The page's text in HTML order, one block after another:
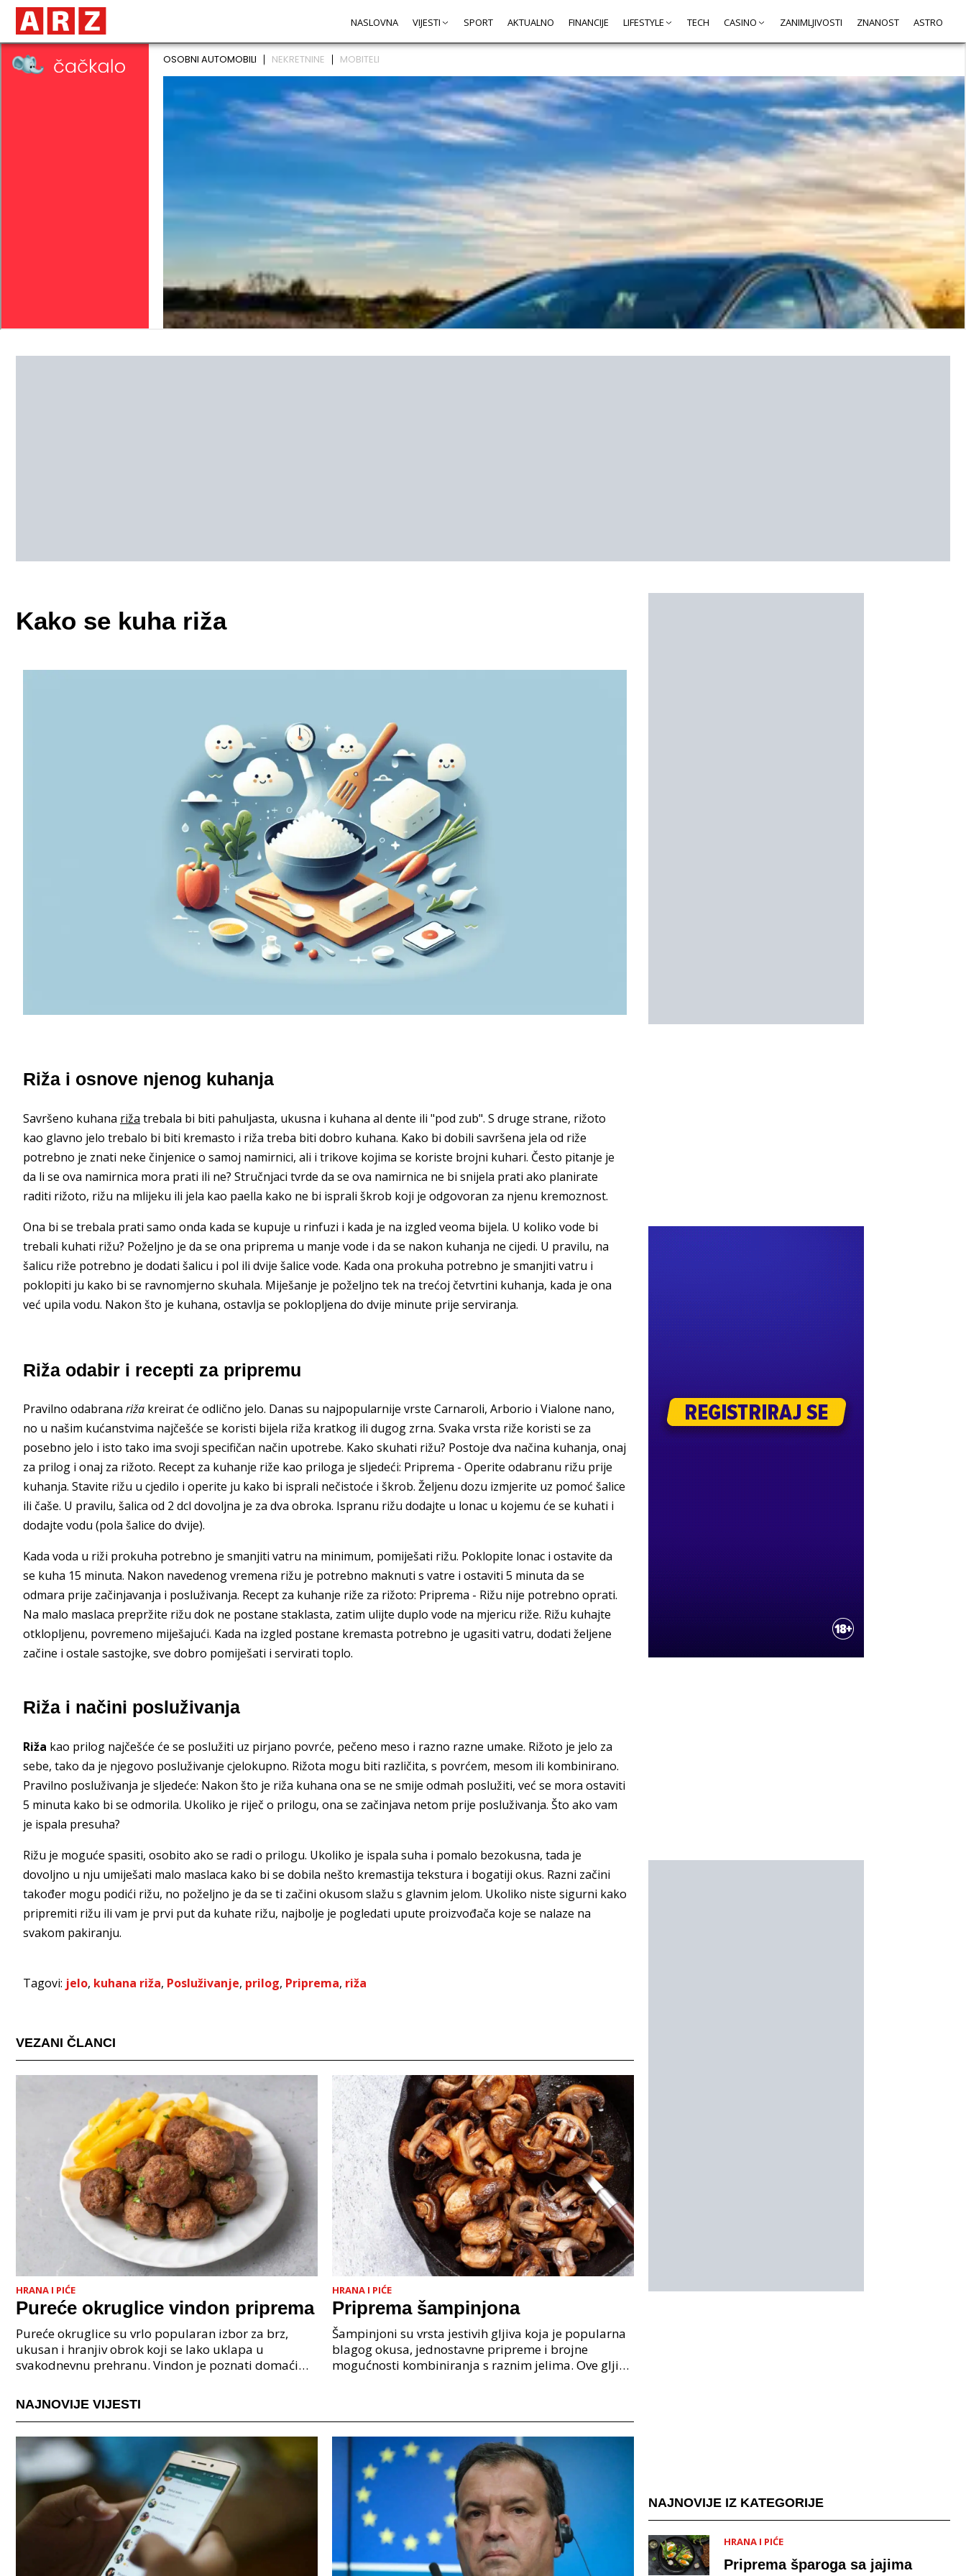
NASLOVNA VIJESTI SPORT AKTUALNO FINANCIJE LIFESTYLE TECH CASINO ZANIMLJIVOSTI ZNANOST ASTRO
Kako se kuha riža
Riža i osnove njenog kuhanja
Savršeno kuhana riža trebala bi biti pahuljasta, ukusna i kuhana al dente ili "pod zub". S druge strane, rižoto
kao glavno jelo trebalo bi biti kremasto i riža treba biti dobro kuhana. Kako bi dobili savršena jela od riže
potrebno je znati neke činjenice o samoj namirnici, ali i trikove kojima se koriste brojni kuhari. Često pitanje je
da li se ova namirnica mora prati ili ne? Stručnjaci tvrde da se ova namirnica ne bi snijela prati ako planirate
raditi rižoto, rižu na mlijeku ili jela kao paella kako ne bi isprali škrob koji je odgovoran za njenu kremoznost.
Ona bi se trebala prati samo onda kada se kupuje u rinfuzi i kada je na izgled veoma bijela. U koliko vode bi
trebali kuhati rižu? Poželjno je da se ona priprema u manje vode i da se nakon kuhanja ne cijedi. U pravilu, na
šalicu riže potrebno je dodati šalicu i pol ili dvije šalice vode. Kada ona prokuha potrebno je smanjiti vatru i
poklopiti ju kako bi se ravnomjerno skuhala. Miješanje je poželjno tek na trećoj četvrtini kuhanja, kada je ona
već upila vodu. Nakon što je kuhana, ostavlja se poklopljena do dvije minute prije serviranja.
Riža odabir i recepti za pripremu
Pravilno odabrana riža kreirat će odlično jelo. Danas su najpopularnije vrste Carnaroli, Arborio i Vialone nano,
no u našim kućanstvima najčešće se koristi bijela riža kratkog ili dugog zrna. Svaka vrsta riže koristi se za
posebno jelo i isto tako ima svoji specifičan način upotrebe. Kako skuhati rižu? Postoje dva načina kuhanja, onaj
za prilog i onaj za rižoto. Recept za kuhanje riže kao priloga je sljedeći: Priprema - Operite odabranu rižu prije
kuhanja. Stavite rižu u cjedilo i operite ju kako bi isprali nečistoće i škrob. Željenu dozu izmjerite uz pomoć šalice
ili čaše. U pravilu, šalica od 2 dcl dovoljna je za dva obroka. Ispranu rižu dodajte u lonac u kojemu će se kuhati i
dodajte vodu (pola šalice do dvije).
Kada voda u riži prokuha potrebno je smanjiti vatru na minimum, pomiješati rižu. Poklopite lonac i ostavite da
se kuha 15 minuta. Nakon navedenog vremena rižu je potrebno maknuti s vatre i ostaviti 5 minuta da se
odmara prije začinjavanja i posluživanja. Recept za kuhanje riže za rižoto: Priprema - Rižu nije potrebno oprati.
Na malo maslaca prepržite rižu dok ne postane staklasta, zatim ulijte duplo vode na mjericu riže. Rižu kuhajte
otklopljenu, povremeno miješajući. Kada na izgled postane kremasta potrebno je ugasiti vatru, dodati željene
začine i ostale sastojke, sve dobro pomiješati i servirati toplo.
Riža i načini posluživanja
Riža kao prilog najčešće će se poslužiti uz pirjano povrće, pečeno meso i razno razne umake. Rižoto je jelo za
sebe, tako da je njegovo posluživanje cjelokupno. Rižota mogu biti različita, s povrćem, mesom ili kombinirano.
Pravilno posluživanja je sljedeće: Nakon što je riža kuhana ona se ne smije odmah poslužiti, već se mora ostaviti
5 minuta kako bi se odmorila. Ukoliko je riječ o prilogu, ona se začinjava netom prije posluživanja. Što ako vam
je ispala presuha?
Rižu je moguće spasiti, osobito ako se radi o prilogu. Ukoliko je ispala suha i pomalo bezokusna, tada je
dovoljno u nju umiješati malo maslaca kako bi se dobila nešto kremastija tekstura i bogatiji okus. Razni začini
također mogu podići rižu, no poželjno je da se ti začini okusom slažu s glavnim jelom. Ukoliko niste sigurni kako
pripremiti rižu ili vam je prvi put da kuhate rižu, najbolje je pogledati upute proizvođača koje se nalaze na
svakom pakiranju.
Tagovi: jelo, kuhana riža, Posluživanje, prilog, Priprema, riža
VEZANI ČLANCI
HRANA I PIĆE
Pureće okruglice vindon priprema
Pureće okruglice su vrlo popularan izbor za brz,
ukusan i hranjiv obrok koji se lako uklapa u
svakodnevnu prehranu. Vindon je poznati domaći
omogućuju
HRANA I PIĆE
Priprema šampinjona
Šampinjoni su vrsta jestivih gljiva koja je popularna
blagog okusa, jednostavne pripreme i brojne
mogućnosti kombiniranja s raznim jelima. Ove gljive
NAJNOVIJE VIJESTI
NAJNOVIJE IZ KATEGORIJE
HRANA I PIĆE
Priprema šparoga sa jajima